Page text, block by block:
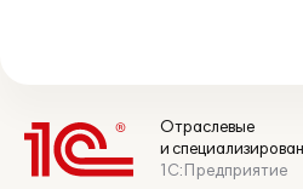
Отраслевые
и
1С:Предприятие